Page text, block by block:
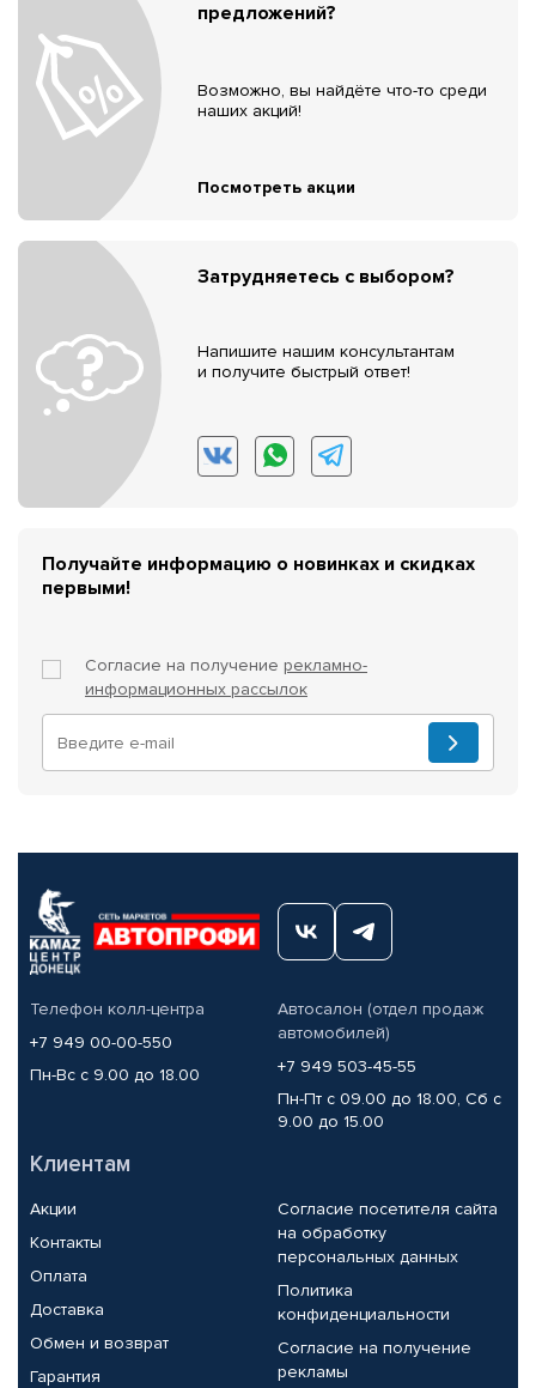
предложений?
Возможно, вы найдёте что-то среди
наших акций!
Посмотреть акции
Затрудняетесь с выбором?
Напишите нашим консультантам
и получите быстрый ответ!
Получайте информацию о новинках и скидках
первыми!
Согласие на получение рекламно-
информационных рассылок
Телефон колл-центра
+7 949 00-00-550
Пн-Вс с 9.00 до 18.00
Автосалон (отдел продаж
автомобилей)
+7 949 503-45-55
Пн-Пт с 09.00 до 18.00, Сб с
9.00 до 15.00
Клиентам
Акции
Контакты
Оплата
Доставка
Обмен и возврат
Гарантия
Согласие посетителя сайта
на обработку
персональных данных
Политика
конфиденциальности
Согласие на получение
рекламы